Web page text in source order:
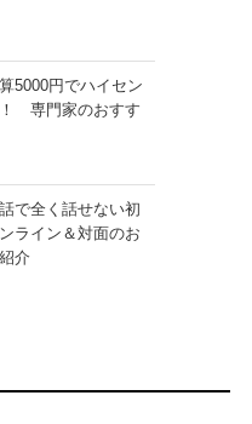
5000円でハイセン
専門家のおすす
で全く話せない初
ライン＆対面のお
介